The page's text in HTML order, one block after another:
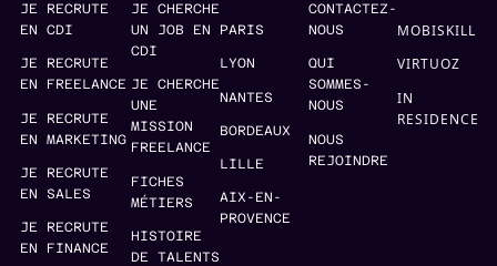
JE RECRUTE
EN CDI
JE RECRUTE
EN FREELANCE
JE RECRUTE
EN MARKETING
JE RECRUTE
EN SALES
JE RECRUTE
EN FINANCE
JE CHERCHE
UN JOB EN
CDI
JE CHERCHE
UNE
MISSION
FREELANCE
FICHES
MÉTIERS
HISTOIRE
DE TALENTS
PARIS
LYON
NANTES
BORDEAUX
LILLE
AIX-EN-
PROVENCE
CONTACTEZ-
NOUS
QUI
SOMMES-
NOUS
NOUS
REJOINDRE
MOBISKILL
VIRTUOZ
IN
RESIDENCE